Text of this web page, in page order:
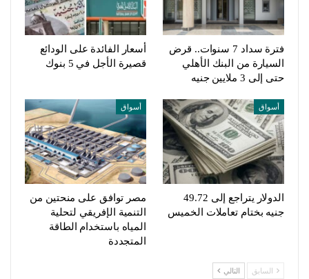
فترة سداد 7 سنوات.. قرض
السيارة من البنك الأهلي
حتى إلى 3 ملايين جنيه
أسعار الفائدة على الودائع
قصيرة الأجل في 5 بنوك
أسواق
الدولار يتراجع إلى 49.72
جنيه بختام تعاملات الخميس
أسواق
مصر توافق على منحتين من
التنمية الإفريقي لتحلية
المياه باستخدام الطاقة
المتجددة
السابق التالي